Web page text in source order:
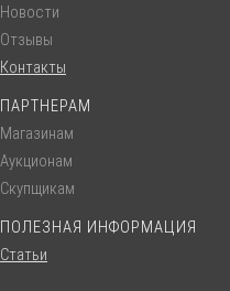
Новости
Отзывы
Контакты
ПАРТНЕРАМ
Магазинам
Аукционам
Скупщикам
ПОЛЕЗНАЯ ИНФОРМАЦИЯ
Статьи